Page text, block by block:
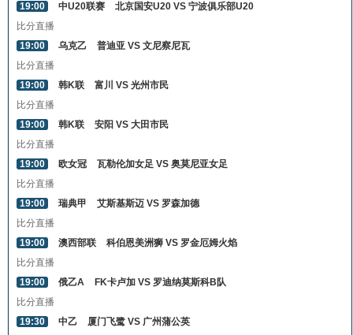
19:00
中U20联赛
北京国安U20 VS 宁波俱乐部U20
比分直播
19:00
乌克乙
普迪亚 VS 文尼察尼瓦
比分直播
19:00
韩K联
富川 VS 光州市民
比分直播
19:00
韩K联
安阳 VS 大田市民
比分直播
19:00
欧女冠
瓦勒伦加女足 VS 奥莫尼亚女足
比分直播
19:00
瑞典甲
艾斯基斯迈 VS 罗森加德
比分直播
19:00
澳西部联
科伯恩美洲狮 VS 罗金厄姆火焰
比分直播
19:00
俄乙A
FK卡卢加 VS 罗迪纳莫斯科B队
比分直播
19:30
中乙
厦门飞鹭 VS 广州蒲公英